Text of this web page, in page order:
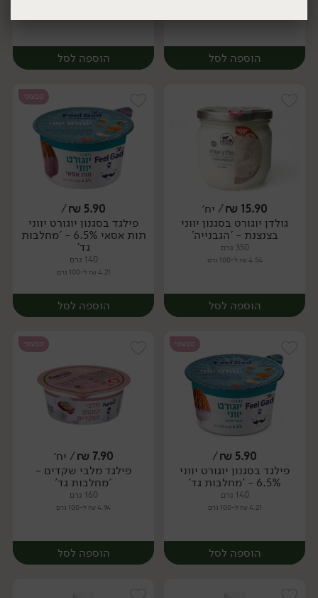
הוספה לסל
יח׳
הוספה לסל
יח׳
15.90
₪/ יח׳
גולדן יוגורט בסגנון יווני
בצנצנת - 'הגבנייה'
350 גרם
4.54 ₪ ל-100 גרם
הוספה לסל
יח׳
טבעוני
5.90
₪
/
פילגד בסגנון יוגורט יווני
תות אסאי 6.5% - 'מחלבות
גד'
140 גרם
4.21 ₪ ל-100 גרם
הוספה לסל
טבעוני
5.90
₪
/
פילגד בסגנון יוגורט יווני
6.5% - 'מחלבות גד'
140 גרם
4.21 ₪ ל-100 גרם
הוספה לסל
טבעוני
7.90
₪/ יח׳
פילגד מלבי שקדים -
'מחלבות גד'
160 גרם
4.94 ₪ ל-100 גרם
הוספה לסל
יח׳ יח׳